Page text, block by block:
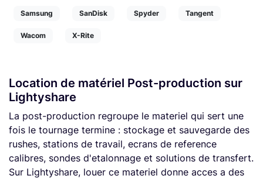
Samsung SanDisk Spyder Tangent
Wacom X-Rite
Location de matériel Post-production sur
Lightyshare
La post-production regroupe le materiel qui sert une
fois le tournage termine : stockage et sauvegarde des
rushes, stations de travail, ecrans de reference
calibres, sondes d'etalonnage et solutions de transfert.
Sur Lightyshare, louer ce materiel donne acces a des